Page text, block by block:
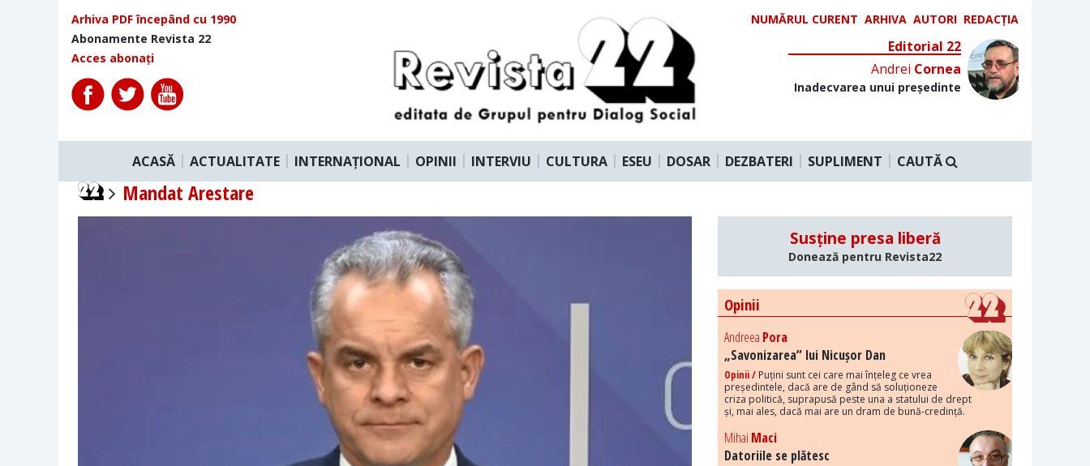
Arhiva PDF începând cu 1990
Abonamente Revista 22
Acces abonați
NUMĂRUL CURENT ARHIVA AUTORI REDACȚIA
Editorial 22
Andrei Cornea
Inadecvarea unui președinte
ACASĂ ACTUALITATE INTERNAȚIONAL OPINII INTERVIU CULTURA ESEU DOSAR DEZBATERI SUPLIMENT CAUTĂ
Mandat Arestare
Susține presa liberă
Donează pentru Revista22
Opinii
Andreea Pora
„Savonizarea” lui Nicușor Dan
Opinii / Puțini sunt cei care mai înțeleg ce vrea
președintele, dacă are de gând să soluționeze
criza politică, suprapusă peste una a statului de drept
și, mai ales, dacă mai are un dram de bună-credință.
Mihai Maci
Datoriile se plătesc